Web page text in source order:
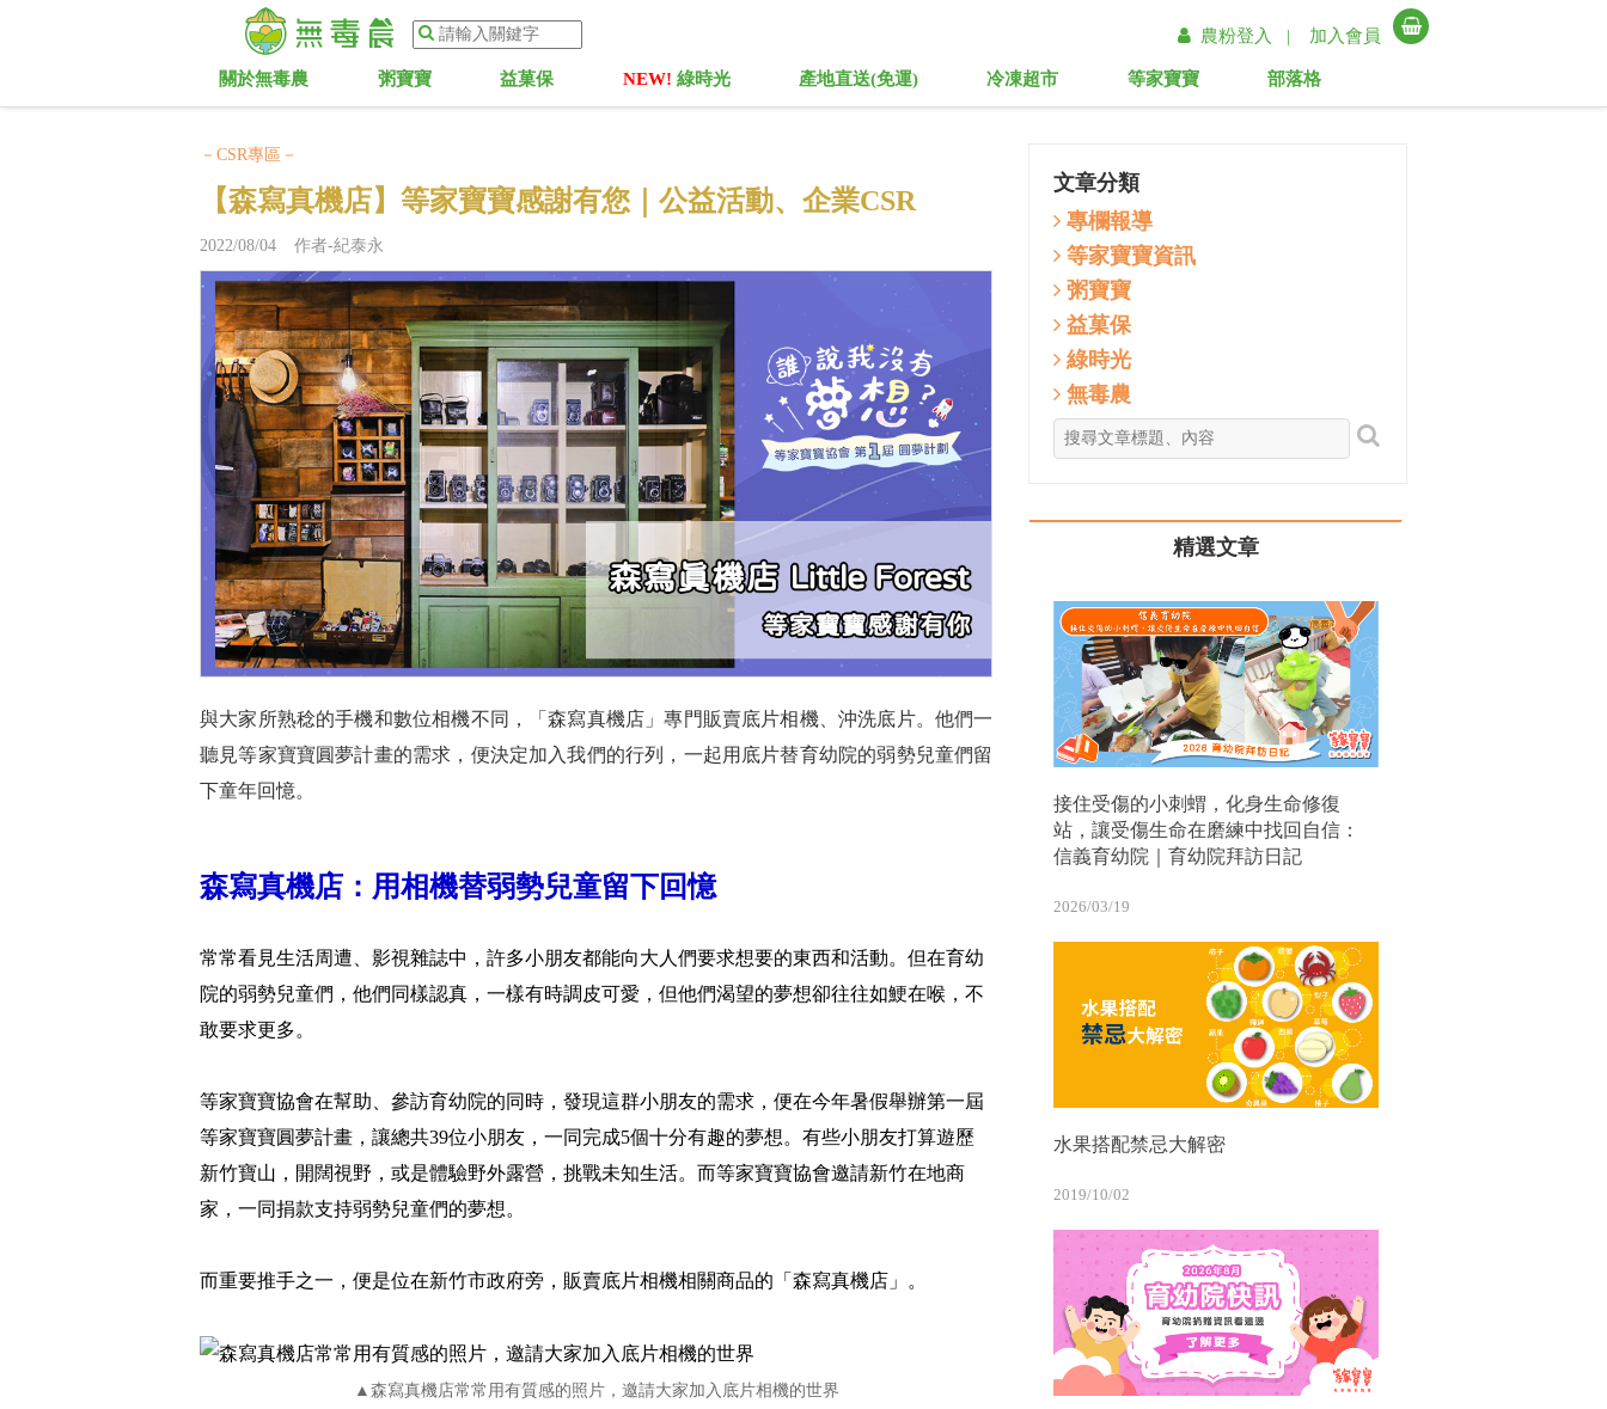
農粉登入 | 加入會員
關於無毒農 粥寶寶 益菓保 NEW! 綠時光 產地直送(免運) 冷凍超市 等家寶寶 部落格
－CSR專區－
【森寫真機店】等家寶寶感謝有您｜公益活動、企業CSR
2022/08/04 作者-紀泰永
與大家所熟稔的手機和數位相機不同，「森寫真機店」專門販賣底片相機、沖洗底片。他們一
聽見等家寶寶圓夢計畫的需求，便決定加入我們的行列，一起用底片替育幼院的弱勢兒童們留
下童年回憶。
森寫真機店：用相機替弱勢兒童留下回憶
常常看見生活周遭、影視雜誌中，許多小朋友都能向大人們要求想要的東西和活動。但在育幼
院的弱勢兒童們，他們同樣認真，一樣有時調皮可愛，但他們渴望的夢想卻往往如鯁在喉，不
敢要求更多。
等家寶寶協會在幫助、參訪育幼院的同時，發現這群小朋友的需求，便在今年暑假舉辦第一屆
等家寶寶圓夢計畫，讓總共39位小朋友，一同完成5個十分有趣的夢想。有些小朋友打算遊歷
新竹寶山，開闊視野，或是體驗野外露營，挑戰未知生活。而等家寶寶協會邀請新竹在地商
家，一同捐款支持弱勢兒童們的夢想。
而重要推手之一，便是位在新竹市政府旁，販賣底片相機相關商品的「森寫真機店」。
▲森寫真機店常常用有質感的照片，邀請大家加入底片相機的世界
文章分類
專欄報導
等家寶寶資訊
粥寶寶
益菓保
綠時光
無毒農
精選文章
接住受傷的小刺蝟，化身生命修復
站，讓受傷生命在磨練中找回自信：
信義育幼院｜育幼院拜訪日記
2026/03/19
水果搭配禁忌大解密
2019/10/02